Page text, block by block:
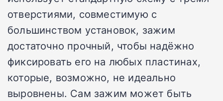
отверстиями, совместимую с
большинством установок, зажим
достаточно прочный, чтобы надёжно
фиксировать его на любых пластинах,
которые, возможно, не идеально
выровнены. Сам зажим может быть